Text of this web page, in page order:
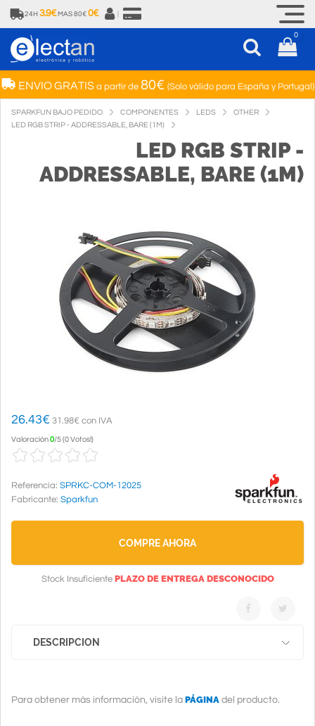
24H 3.9€ MAS 80€ 0€
0
ENVIO GRATISa partir de 80€ (Solo válido para España y Portugal)
SPARKFUN BAJO PEDIDO COMPONENTES LEDS
OTHER
LED RGB STRIP - ADDRESSABLE, BARE (1M)
LED RGB STRIP -
ADDRESSABLE, BARE (1M)
26.43€ 31.98€ con IVA
Valoración0/5(0 Votos!)
Referencia: SPRKC-COM-12025
Fabricante: Sparkfun
COMPRE AHORA
Stock Insuficiente PLAZO DE ENTREGA DESCONOCIDO
DESCRIPCION
Para obtener más información, visite la PÁGINA del producto.